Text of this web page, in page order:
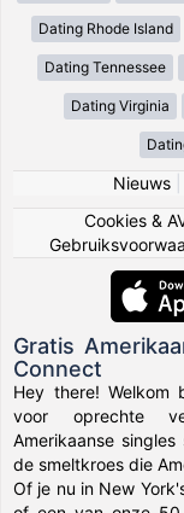
Dating Rhode Island
Dating Tennessee
Dating Virginia
Nieuws|
Cookies &
Gratis
Connect
Hey there! Welkom
voor oprechte
Amerikaanse
de smeltkroes die
Of je nu in New